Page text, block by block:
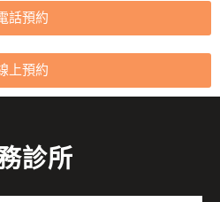
話預約
上預約
診所